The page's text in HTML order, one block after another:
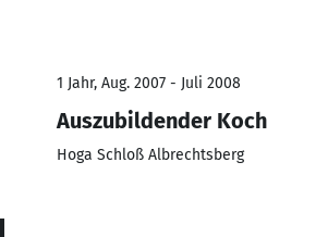
1 Jahr, Aug. 2007 - Juli 2008
Auszubildender Koch
Hoga Schloß Albrechtsberg